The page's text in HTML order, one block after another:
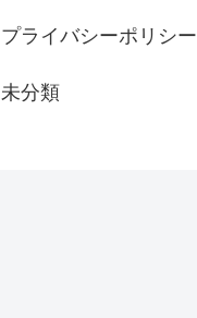
プライバシーポリシー
未分類